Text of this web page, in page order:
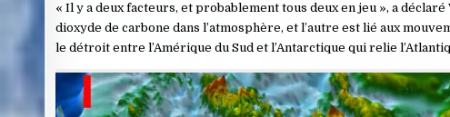
« Il y a deux facteurs, et probablement tous deux en jeu », a
dioxyde de carbone dans l’atmosphère, et l’autre est lié aux
le détroit entre l’Amérique du Sud et l’Antarctique qui relie